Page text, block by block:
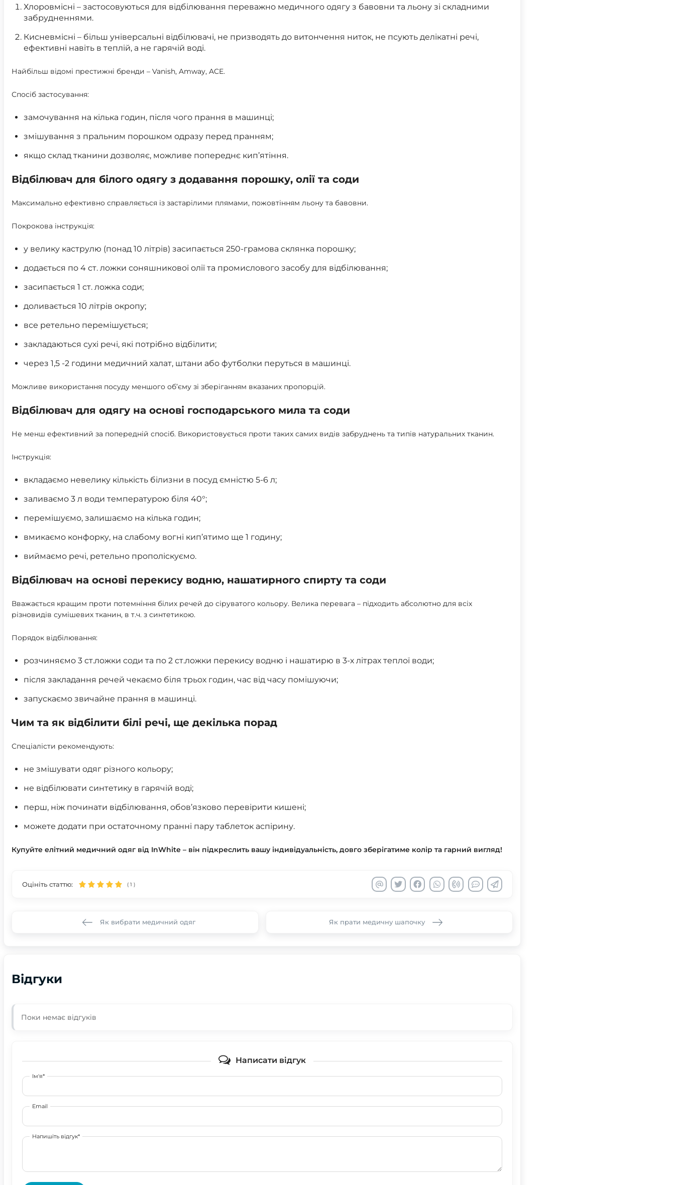
Хлоровмісні – застосовуються для відбілювання переважно медичного одягу з бавовни та льону зі складними
забрудненнями.
Кисневмісні – більш універсальні відбілювачі, не призводять до витончення ниток, не псують делікатні речі,
ефективні навіть в теплій, а не гарячій воді.
Найбільш відомі престижні бренди – Vanish, Amway, ACE.
Спосіб застосування:
замочування на кілька годин, після чого прання в машинці;
змішування з пральним порошком одразу перед пранням;
якщо склад тканини дозволяє, можливе попереднє кип’ятіння.
Відбілювач для білого одягу з додавання порошку, олії та соди
Максимально ефективно справляється із застарілими плямами, пожовтінням льону та бавовни.
Покрокова інструкція:
у велику каструлю (понад 10 літрів) засипається 250-грамова склянка порошку;
додається по 4 ст. ложки соняшникової олії та промислового засобу для відбілювання;
засипається 1 ст. ложка соди;
доливається 10 літрів окропу;
все ретельно перемішується;
закладаються сухі речі, які потрібно відбілити;
через 1,5 -2 години медичний халат, штани або футболки перуться в машинці.
Можливе використання посуду меншого об’єму зі зберіганням вказаних пропорцій.
Відбілювач для одягу на основі господарського мила та соди
Не менш ефективний за попередній спосіб. Використовується проти таких самих видів забруднень та типів натуральних тканин.
Інструкція:
вкладаємо невелику кількість білизни в посуд ємністю 5-6 л;
заливаємо 3 л води температурою біля 40°;
перемішуємо, залишаємо на кілька годин;
вмикаємо конфорку, на слабому вогні кип’ятимо ще 1 годину;
виймаємо речі, ретельно прополіскуємо.
Відбілювач на основі перекису водню, нашатирного спирту та соди
Вважається кращим проти потемніння білих речей до сіруватого кольору. Велика перевага – підходить абсолютно для всіх
різновидів сумішевих тканин, в т.ч. з синтетикою.
Порядок відбілювання:
розчиняємо 3 ст.ложки соди та по 2 ст.ложки перекису водню і нашатирю в 3-х літрах теплої води;
після закладання речей чекаємо біля трьох годин, час від часу помішуючи;
запускаємо звичайне прання в машинці.
Чим та як відбілити білі речі, ще декілька порад
Спеціалісти рекомендують:
не змішувати одяг різного кольору;
не відбілювати синтетику в гарячій воді;
перш, ніж починати відбілювання, обов’язково перевірити кишені;
можете додати при остаточному пранні пару таблеток аспірину.
Купуйте елітний медичний одяг від InWhite – він підкреслить вашу індивідуальність, довго зберігатиме колір та гарний вигляд!
Оцініть статтю: ( 1 )
Як вибрати медичний одяг Як прати медичну шапочку
Відгуки
Поки немає відгуків
Написати відгук
Ім'я*
Email
Напишіть відгук*